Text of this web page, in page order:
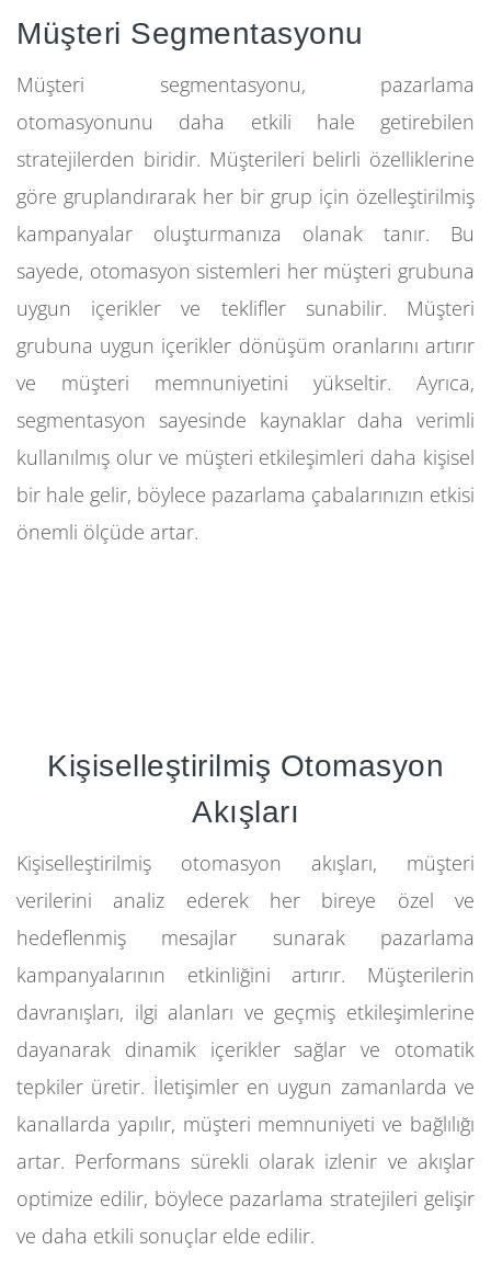
Müşteri Segmentasyonu
Müşteri segmentasyonu, pazarlama
otomasyonunu daha etkili hale getirebilen
stratejilerden biridir. Müşterileri belirli özelliklerine
göre gruplandırarak her bir grup için özelleştirilmiş
kampanyalar oluşturmanıza olanak tanır. Bu
sayede, otomasyon sistemleri her müşteri grubuna
uygun içerikler ve teklifler sunabilir. Müşteri
grubuna uygun içerikler dönüşüm oranlarını artırır
ve müşteri memnuniyetini yükseltir. Ayrıca,
segmentasyon sayesinde kaynaklar daha verimli
kullanılmış olur ve müşteri etkileşimleri daha kişisel
bir hale gelir, böylece pazarlama çabalarınızın etkisi
önemli ölçüde artar.
Kişiselleştirilmiş Otomasyon
Akışları
Kişiselleştirilmiş otomasyon akışları, müşteri
verilerini analiz ederek her bireye özel ve
hedeflenmiş mesajlar sunarak pazarlama
kampanyalarının etkinliğini artırır. Müşterilerin
davranışları, ilgi alanları ve geçmiş etkileşimlerine
dayanarak dinamik içerikler sağlar ve otomatik
tepkiler üretir. İletişimler en uygun zamanlarda ve
kanallarda yapılır, müşteri memnuniyeti ve bağlılığı
artar. Performans sürekli olarak izlenir ve akışlar
optimize edilir, böylece pazarlama stratejileri gelişir
ve daha etkili sonuçlar elde edilir.